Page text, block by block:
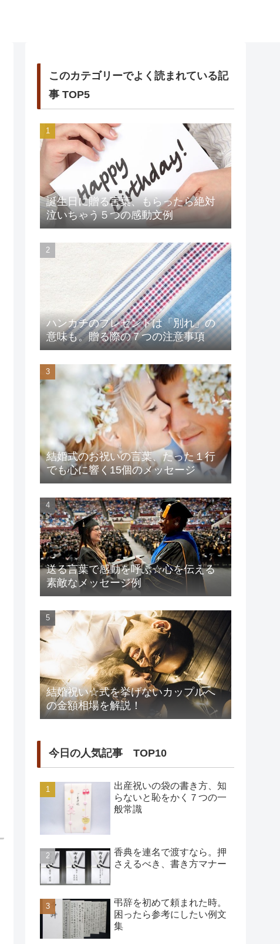
このカテゴリーでよく読まれている記
事 TOP5
誕生日に贈る言葉、もらったら絶対
泣いちゃう５つの感動文例
ハンカチのプレゼントは「別れ」の
意味も。贈る際の７つの注意事項
結婚式のお祝いの言葉、たった１行
でも心に響く15個のメッセージ
送る言葉で感動を呼ぶ☆心を伝える
素敵なメッセージ例
結婚祝い☆式を挙げないカップルへ
の金額相場を解説！
今日の人気記事 TOP10
出産祝いの袋の書き方、知
らないと恥をかく７つの一
般常識
香典を連名で渡すなら。押
さえるべき、書き方マナー
弔辞を初めて頼まれた時。
困ったら参考にしたい例文
集